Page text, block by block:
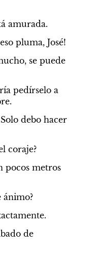
amurada.
pluma, José!
se puede
pedírselo a
debo hacer
coraje?
pocos metros
ánimo?
de